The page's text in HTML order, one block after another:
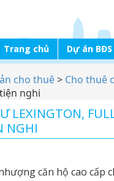
Trang chủ Dự án BĐS
cho thuê> Cho thuê
nghi
LEXINGTON,
NGHI
căn hộ cao cấp